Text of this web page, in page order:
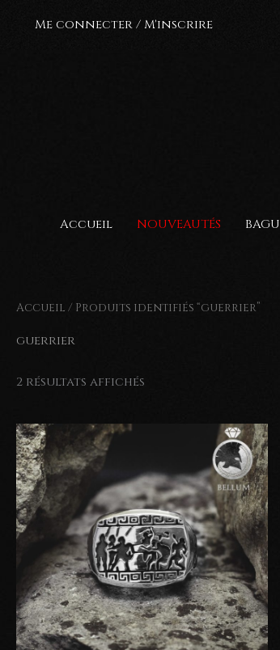
Me connecter / M'inscrire
Accueil NOUVEAUTÉS
Accueil / Produits identifiés “guerrier”
guerrier
2 résultats affichés